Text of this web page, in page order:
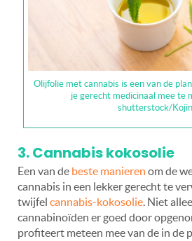
Olijfolie met cannabis is een van de
je gerecht medicinaal mee te
shutterstock/
3. Cannabis kokosolie
Een van de beste manieren om de
cannabis in een lekker gerecht te
twijfel cannabis-kokosolie. Niet
cannabinoïden er goed door
profiteert meteen mee van de in de